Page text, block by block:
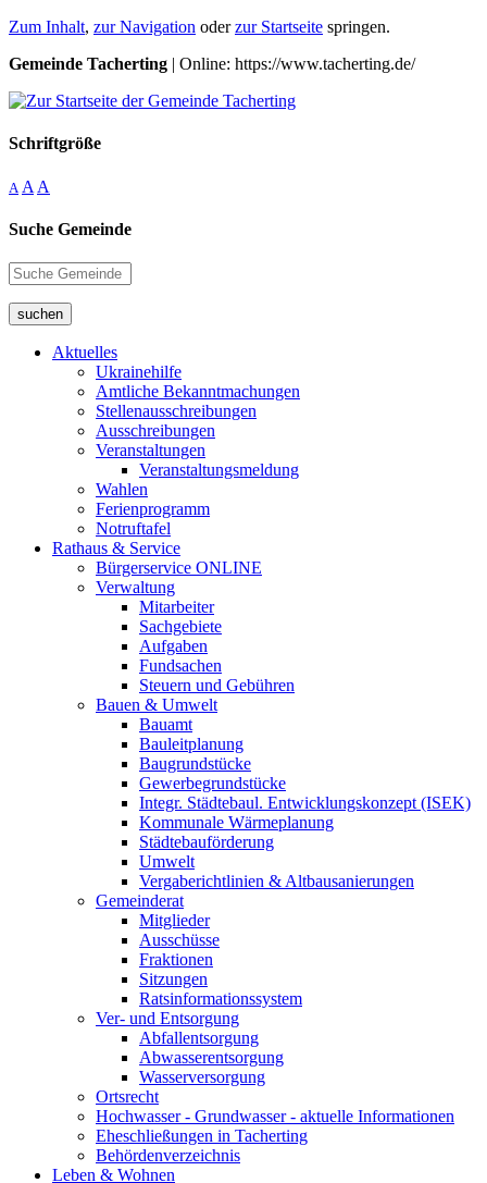
Zum Inhalt, zur Navigation oderzur Startseite springen.
Gemeinde Tacherting | Online: https://www.tacherting.de/
Schriftgröße
A A A
Suche Gemeinde
suchen
Aktuelles
Ukrainehilfe
Amtliche Bekanntmachungen
Stellenausschreibungen
Ausschreibungen
Veranstaltungen
Veranstaltungsmeldung
Wahlen
Ferienprogramm
Notruftafel
Rathaus & Service
Bürgerservice ONLINE
Verwaltung
Mitarbeiter
Sachgebiete
Aufgaben
Fundsachen
Steuern und Gebühren
Bauen & Umwelt
Bauamt
Bauleitplanung
Baugrundstücke
Gewerbegrundstücke
Integr. Städtebaul. Entwicklungskonzept (ISEK)
Kommunale Wärmeplanung
Städtebauförderung
Umwelt
Vergaberichtlinien & Altbausanierungen
Gemeinderat
Mitglieder
Ausschüsse
Fraktionen
Sitzungen
Ratsinformationssystem
Ver- und Entsorgung
Abfallentsorgung
Abwasserentsorgung
Wasserversorgung
Ortsrecht
Hochwasser - Grundwasser - aktuelle Informationen
Eheschließungen in Tacherting
Behördenverzeichnis
Leben & Wohnen